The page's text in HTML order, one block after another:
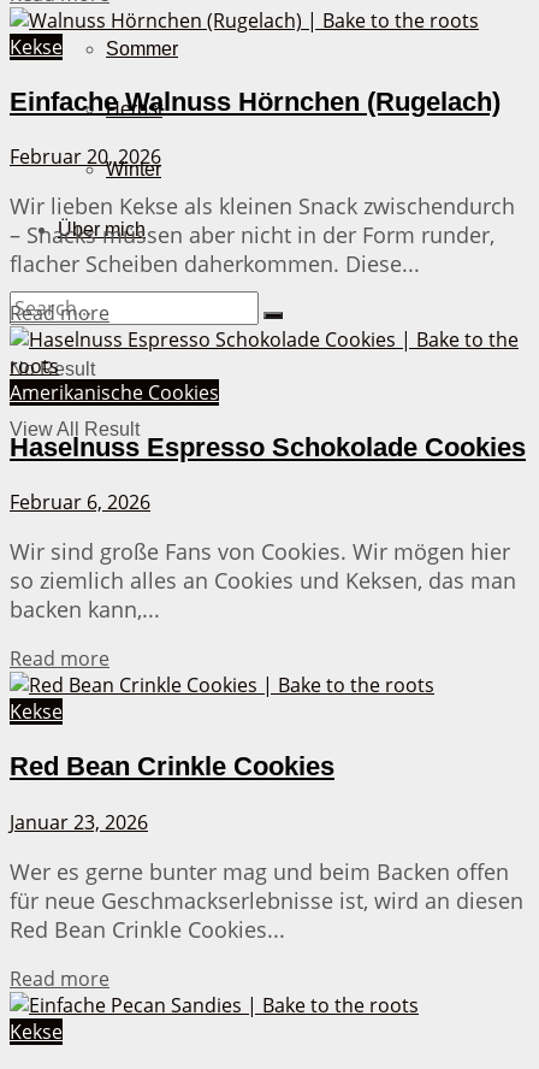
Sommer
Herbst
Winter
Über mich
No Result
View All Result
Kekse
Einfache Walnuss Hörnchen (Rugelach)
Februar 20, 2026
Wir lieben Kekse als kleinen Snack zwischendurch
– Snacks müssen aber nicht in der Form runder,
flacher Scheiben daherkommen. Diese...
Read moreDetails
Amerikanische Cookies
Haselnuss Espresso Schokolade Cookies
Februar 6, 2026
Wir sind große Fans von Cookies. Wir mögen hier
so ziemlich alles an Cookies und Keksen, das man
backen kann,...
Read more
Kekse
Red Bean Crinkle Cookies
Januar 23, 2026
Wer es gerne bunter mag und beim Backen offen
für neue Geschmackserlebnisse ist, wird an diesen
Red Bean Crinkle Cookies...
Read more
Kekse